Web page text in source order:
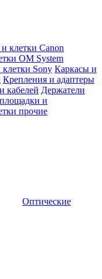
клетки Canon
OM System
Sony Каркасы и
Крепления и адаптеры
кабелей Держатели
и
прочие
Оптические